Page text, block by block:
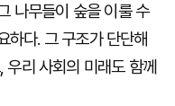
나무들이 숲을 이룰 수
하다. 그 구조가 단단해
리 사회의 미래도 함께